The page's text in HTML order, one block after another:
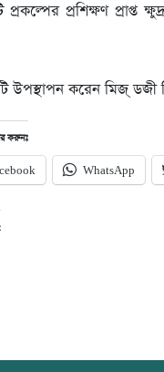
প্রশিক্ষণ প্রাপ্ত
উপস্থাপন করেন মিজ্ ডজী
করুনঃ
WhatsApp